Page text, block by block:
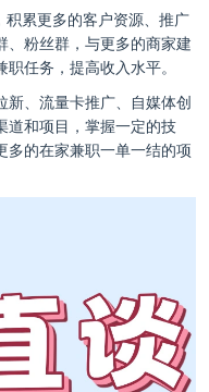
积累更多的客户资源、推广
、粉丝群，与更多的商家建
任务，提高收入水平。
、流量卡推广、自媒体创
道和项目，掌握一定的技
多的在家兼职一单一结的项